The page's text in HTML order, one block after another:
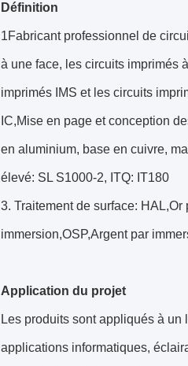
Définition
1Fabricant professionnel de
à une face, les circuits imprimés
imprimés IMS et les circuits
IC,Mise en page et conception
en aluminium, base en cuivre,
élevé: SL S1000-2, ITQ: IT180
3. Traitement de surface:
immersion,OSP,Argent par
Application du projet
Les produits sont appliqués à
applications informatiques,